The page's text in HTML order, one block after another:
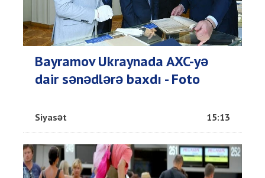
Bayramov Ukraynada AXC-yə
dair sənədlərə baxdı - Foto
Siyasət 15:13